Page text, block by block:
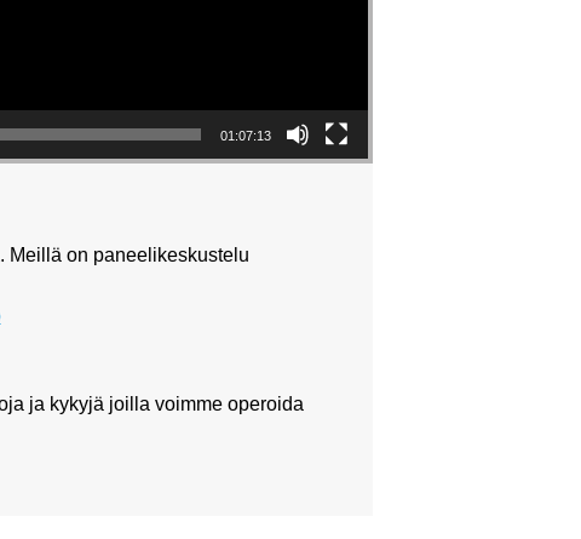
01:07:13
Meillä on paneelikeskustelu
ja kykyjä joilla voimme operoida